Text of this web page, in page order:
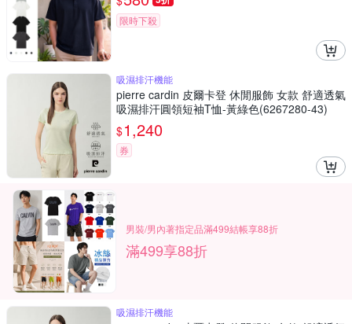
限時下殺
吸濕排汗機能
pierre cardin 皮爾卡登 休閒服飾 女款 舒適透氣
吸濕排汗圓領短袖T恤-黃綠色(6267280-43)
$1,240
券
男裝/男內著指定品滿499結帳享88折
滿499享88折
吸濕排汗機能